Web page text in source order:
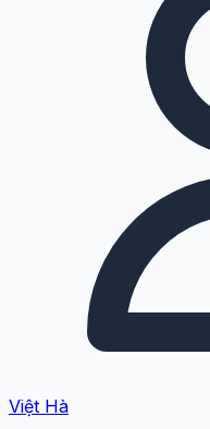
Việt Hà